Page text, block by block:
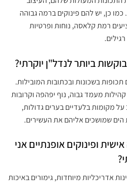
כן, יש להם פינוקים ברמה גבוהה
רמת קלאסה, נוחות ופרטיות
ביותר לנדל"ן יוקרתי?
בשכונות ובכתובות המובילות.
מעמד גבוה, נוף יפהפה וקרובות
על מקומות בלעדיים בערים גדולות,
הים שמושכים אליהם את העשירים.
ופינוקים אופנתיים אני
אדריכליות מיוחדות, גימורים באיכות